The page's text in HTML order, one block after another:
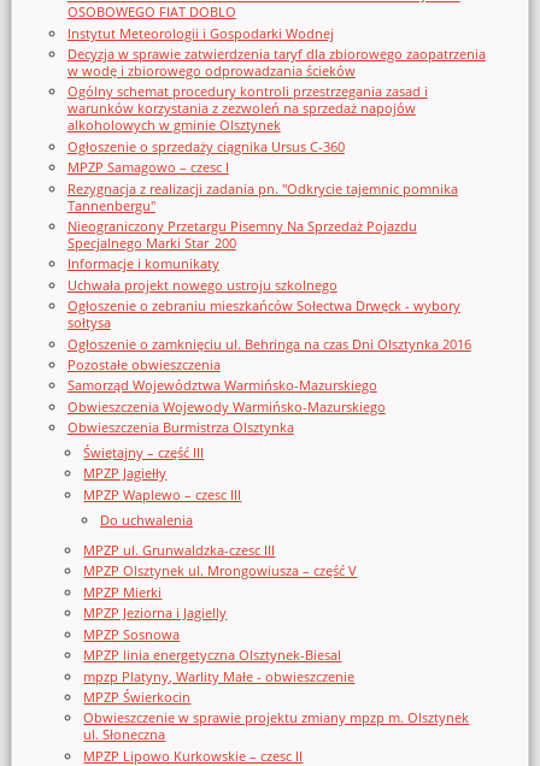
OSOBOWEGO FIAT DOBLO
Instytut Meteorologii i Gospodarki Wodnej
Decyzja w sprawie zatwierdzenia taryf dla zbiorowego zaopatrzenia
w wodę i zbiorowego odprowadzania ścieków
Ogólny schemat procedury kontroli przestrzegania zasad i
warunków korzystania z zezwoleń na sprzedaż napojów
alkoholowych w gminie Olsztynek
Ogłoszenie o sprzedaży ciągnika Ursus C-360
MPZP Samagowo – czesc I
Rezygnacja z realizacji zadania pn. "Odkrycie tajemnic pomnika
Tannenbergu"
Nieograniczony Przetargu Pisemny Na Sprzedaż Pojazdu
Specjalnego Marki Star_200
Informacje i komunikaty
Uchwała projekt nowego ustroju szkolnego
Ogłoszenie o zebraniu mieszkańców Sołectwa Drwęck - wybory
sołtysa
Ogłoszenie o zamknięciu ul. Behringa na czas Dni Olsztynka 2016
Pozostałe obwieszczenia
Samorząd Województwa Warmińsko-Mazurskiego
Obwieszczenia Wojewody Warmińsko-Mazurskiego
Obwieszczenia Burmistrza Olsztynka
Świętajny – część III
MPZP Jagiełły
MPZP Waplewo – czesc III
Do uchwalenia
MPZP ul. Grunwaldzka-czesc III
MPZP Olsztynek ul. Mrongowiusza – część V
MPZP Mierki
MPZP Jeziorna i Jagielly
MPZP Sosnowa
MPZP linia energetyczna Olsztynek-Biesal
mpzp Platyny, Warlity Małe - obwieszczenie
MPZP Świerkocin
Obwieszczenie w sprawie projektu zmiany mpzp m. Olsztynek
ul. Słoneczna
MPZP Lipowo Kurkowskie – czesc II